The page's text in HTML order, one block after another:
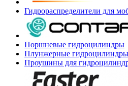
Гидрораспределители для
Поршневые гидроцилиндры
Плунжерные гидроцилиндры
Проушины для